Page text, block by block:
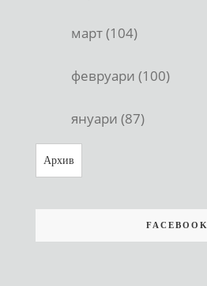
март (104)
февруари (100)
януари (87)
Архив
FACEBOOK